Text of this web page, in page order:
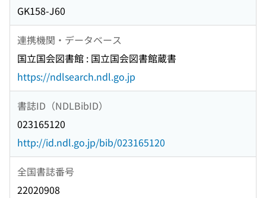
GK158-J60
連携機関・データベース
国立国会図書館 : 国立国会図書館蔵書
https://ndlsearch.ndl.go.jp
書誌ID（NDLBibID）
023165120
http://id.ndl.go.jp/bib/023165120
全国書誌番号
22020908